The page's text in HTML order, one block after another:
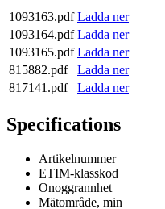
1093163.pdf Ladda ner
1093164.pdf Ladda ner
1093165.pdf Ladda ner
815882.pdf
Ladda ner
817141.pdf
Ladda ner
Specifications
Artikelnummer
ETIM-klasskod
Onoggrannhet
Mätområde, min